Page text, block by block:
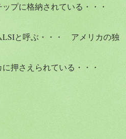
プに格納されている・・・
LSIと呼ぶ・・・ アメリカの独
押さえられている・・・